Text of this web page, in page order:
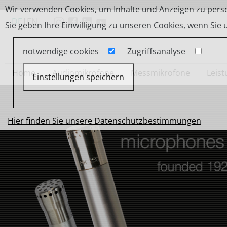
Wir verwenden Cookies, um Inhalte und Anzeigen zu
Sie geben Ihre Einwilligung zu unseren Cookies, wenn
notwendige cookies Zugriffsanalyse
Einstellungen speichern
Hier finden Sie unsere Datenschutzbestimmungen
DE|EN
Home Audiomikrofone Messmikrofone